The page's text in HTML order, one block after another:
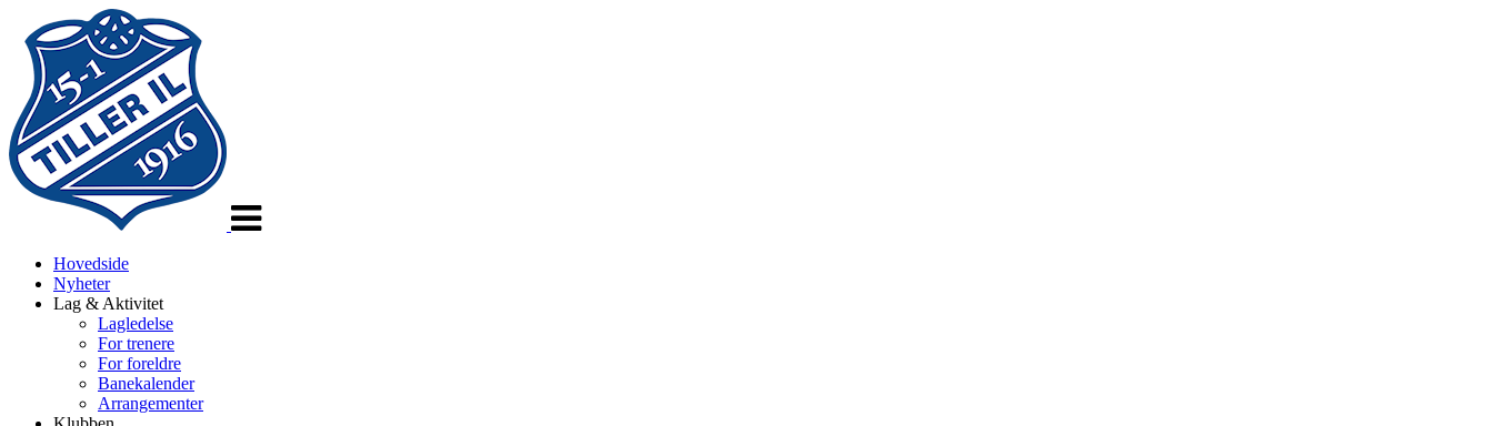
Hovedside
Nyheter
Lag & Aktivitet
Lagledelse
For trenere
For foreldre
Banekalender
Arrangementer